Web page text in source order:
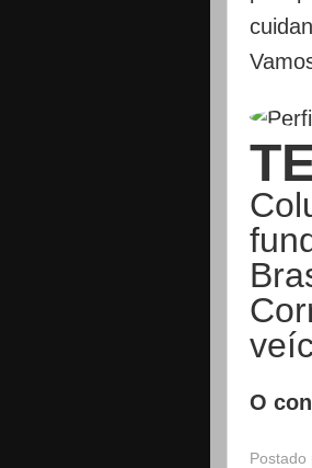
O
Postado